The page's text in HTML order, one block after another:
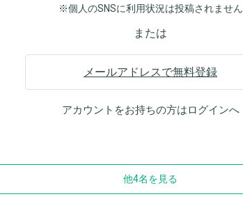
※個人のSNSに利用状況は投稿されません
または
メールアドレスで無料登録
アカウントをお持ちの方はログインへ
他4名を見る